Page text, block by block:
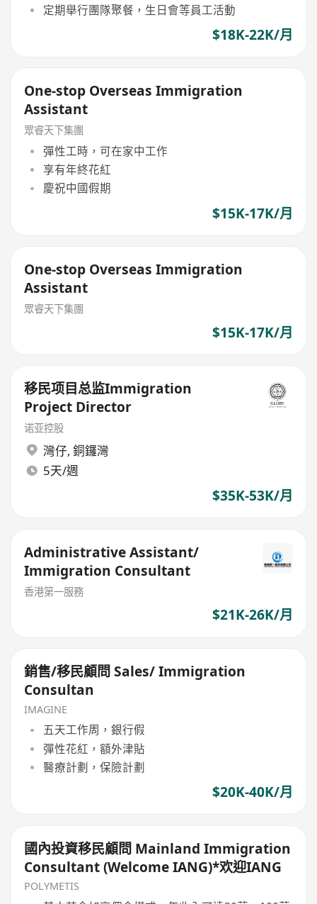
定期舉行團隊聚餐，生日會等員工活動
$18K-22K/月
One-stop Overseas Immigration
Assistant
眾睿天下集團
彈性工時，可在家中工作
享有年終花紅
慶祝中國假期
$15K-17K/月
One-stop Overseas Immigration
Assistant
眾睿天下集團
$15K-17K/月
移民项目总监Immigration
Project Director
诺亚控股
灣仔, 銅鑼灣
5天/週
$35K-53K/月
Administrative Assistant/
Immigration Consultant
香港第一服務
$21K-26K/月
銷售/移民顧問 Sales/ Immigration
Consultan
IMAGINE
五天工作周，銀行假
彈性花紅，額外津貼
醫療計劃，保險計劃
$20K-40K/月
國內投資移民顧問 Mainland Immigration
Consultant (Welcome IANG)*欢迎IANG
POLYMETIS